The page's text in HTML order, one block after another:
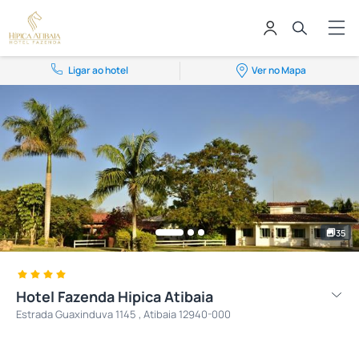
Ligar ao hotel Ver no Mapa
35
Hotel Fazenda Hipica Atibaia
Estrada Guaxinduva 1145 , Atibaia 12940-000